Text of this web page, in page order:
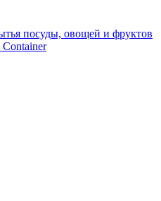
посуды, овощей и фруктов
Container